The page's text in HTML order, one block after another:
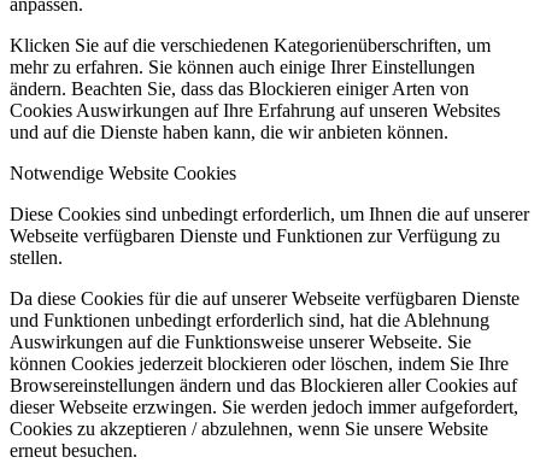
anpassen.
Klicken Sie auf die verschiedenen Kategorienüberschriften, um
mehr zu erfahren. Sie können auch einige Ihrer Einstellungen
ändern. Beachten Sie, dass das Blockieren einiger Arten von
Cookies Auswirkungen auf Ihre Erfahrung auf unseren Websites
und auf die Dienste haben kann, die wir anbieten können.
Notwendige Website Cookies
Diese Cookies sind unbedingt erforderlich, um Ihnen die auf unserer
Webseite verfügbaren Dienste und Funktionen zur Verfügung zu
stellen.
Da diese Cookies für die auf unserer Webseite verfügbaren Dienste
und Funktionen unbedingt erforderlich sind, hat die Ablehnung
Auswirkungen auf die Funktionsweise unserer Webseite. Sie
können Cookies jederzeit blockieren oder löschen, indem Sie Ihre
Browsereinstellungen ändern und das Blockieren aller Cookies auf
dieser Webseite erzwingen. Sie werden jedoch immer aufgefordert,
Cookies zu akzeptieren / abzulehnen, wenn Sie unsere Website
erneut besuchen.